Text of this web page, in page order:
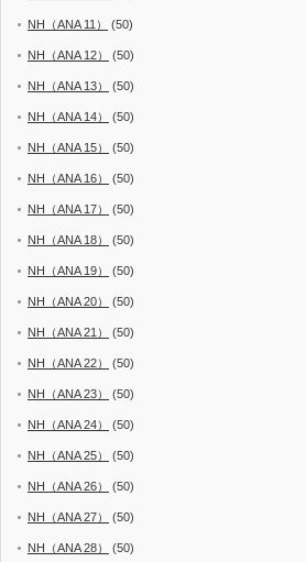
NH（ANA 11） (50)
NH（ANA 12） (50)
NH（ANA 13） (50)
NH（ANA 14） (50)
NH（ANA 15） (50)
NH（ANA 16） (50)
NH（ANA 17） (50)
NH（ANA 18） (50)
NH（ANA 19） (50)
NH（ANA 20） (50)
NH（ANA 21） (50)
NH（ANA 22） (50)
NH（ANA 23） (50)
NH（ANA 24） (50)
NH（ANA 25） (50)
NH（ANA 26） (50)
NH（ANA 27） (50)
NH（ANA 28） (50)